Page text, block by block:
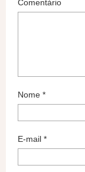
Comentário
Nome *
E-mail *